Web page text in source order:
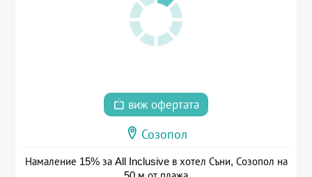
виж офертата
Созопол
Намаление 15% за All Inclusive в хотел Съни, Созопол на